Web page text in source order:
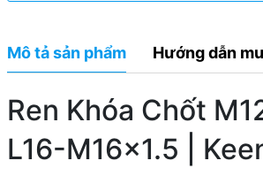
Mô tả sản phẩm Hướng dẫn
Ren Khóa Chốt
L16-M16x1.5 |